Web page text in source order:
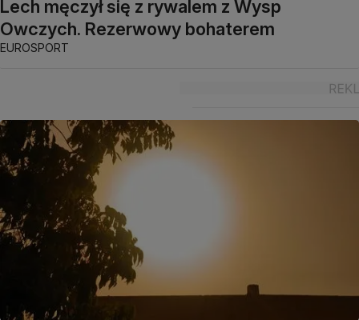
Lech męczył się z rywalem z Wysp
Owczych. Rezerwowy bohaterem
EUROSPORT